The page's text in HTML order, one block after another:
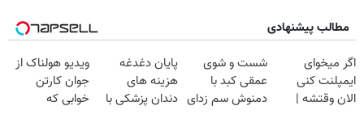
مطالب پیشنهادی
اگر میخوای
ایمپلنت کنی
الان وقتشه |
شست و شوی
عمقی کبد با
دمنوش سم زدای
پایان دغدغه
هزینه های
دندان پزشکی با
ویدیو هولناک از
جوان کارتن
خوابی که